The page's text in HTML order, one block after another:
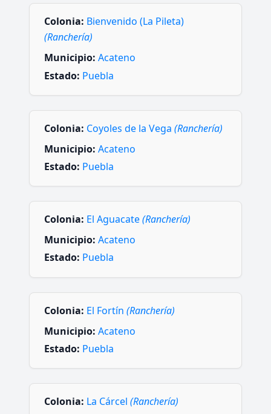
Colonia: Bienvenido (La Pileta)
(Ranchería)
Municipio: Acateno
Estado: Puebla
Colonia: Coyoles de la Vega (Ranchería)
Municipio: Acateno
Estado: Puebla
Colonia: El Aguacate(Ranchería)
Municipio: Acateno
Estado: Puebla
Colonia: El Fortín (Ranchería)
Municipio: Acateno
Estado: Puebla
Colonia: La Cárcel (Ranchería)